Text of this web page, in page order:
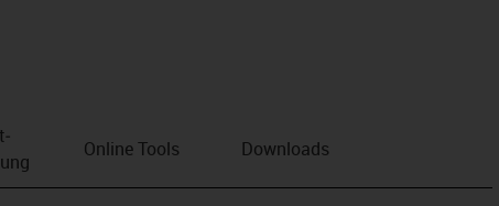
Online Tools Downloads